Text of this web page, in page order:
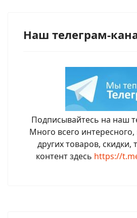
Наш телеграм-
Подписывайтесь на наш
Много всего
других товаров, скидки,
контент здесь https://